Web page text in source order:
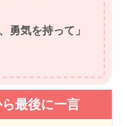
勇気を持って」
最後に一言